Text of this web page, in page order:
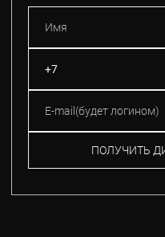
ПОЛУЧИТЬ